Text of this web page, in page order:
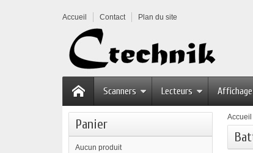
Accueil Contact Plan du site
Scanners Lecteurs Affichage
Panier
Aucun produit
Accueil